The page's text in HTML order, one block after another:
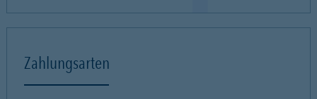
Zahlungsarten